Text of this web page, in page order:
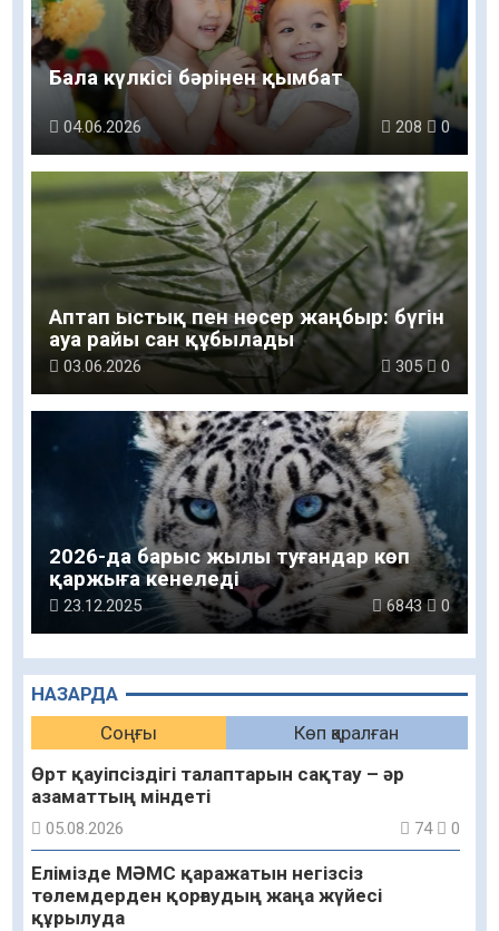
НАЗАРДА
Соңғы
Көп қаралған
Өрт қауіпсіздігі талаптарын сақтау – әр
азаматтың міндеті
05.08.2026 74 0
Елімізде МӘМС қаражатын негізсіз
төлемдерден қорғаудың жаңа жүйесі
құрылуда
Бала күлкісі бәрінен қымбат
04.06.2026 208 0
Аптап ыстық пен нөсер жаңбыр: бүгін
ауа райы сан құбылады
03.06.2026 305 0
2026-да барыс жылы туғандар көп
қаржыға кенеледі
23.12.2025 6843 0